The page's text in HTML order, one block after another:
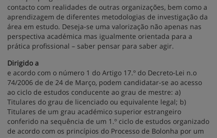
contacto com realidades de outras organizações, bem como a
aprendizagem de diferentes metodologias de investigação da
área em estudo. Deseja-se uma valorização não apenas nas
perspectiva académica mas igualmente orientada para a
prática profissional – saber pensar para saber agir.
Dirigido a
e acordo com o número 1 do Artigo 17.º do Decreto-Lei n.o
74/2006 de de 24 de Março, podem candidatar-se ao acesso
ao ciclo de estudos conducente ao grau de mestre: a)
Titulares do grau de licenciado ou equivalente legal; b)
Titulares de um grau académico superior estrangeiro
conferido na sequência de um 1.º ciclo de estudos organizado
de acordo com os princípios do Processo de Bolonha por um